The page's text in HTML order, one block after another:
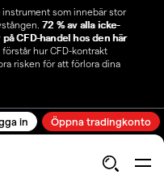
som innebär stor
72 % av alla icke-
CFD-handel hos den här
hur CFD-kontrakt
risken för att förlora dina
in Öppna tradingkonto